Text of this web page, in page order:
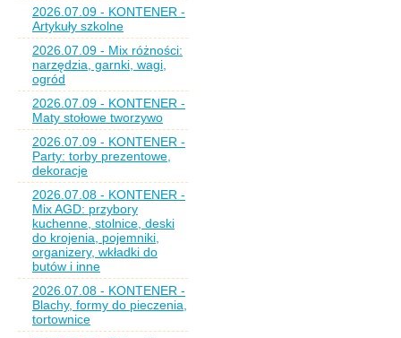
2026.07.09 - KONTENER -
Artykuły szkolne
2026.07.09 - Mix różności:
narzędzia, garnki, wagi,
ogród
2026.07.09 - KONTENER -
Maty stołowe tworzywo
2026.07.09 - KONTENER -
Party: torby prezentowe,
dekoracje
2026.07.08 - KONTENER -
Mix AGD: przybory
kuchenne, stolnice, deski
do krojenia, pojemniki,
organizery, wkładki do
butów i inne
2026.07.08 - KONTENER -
Blachy, formy do pieczenia,
tortownice